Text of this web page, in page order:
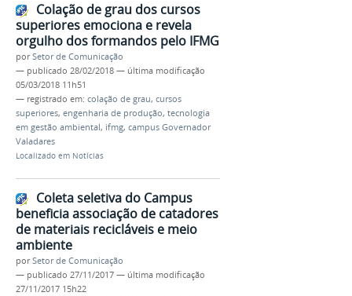
Colação de grau dos cursos
superiores emociona e revela
orgulho dos formandos pelo IFMG
porSetor de Comunicação
— publicado 28/02/2018 — última modificação
05/03/2018 11h51
— registrado em: colação de grau, cursos
superiores, engenharia de produção, tecnologia
em gestão ambiental, ifmg, campus Governador
Valadares
Localizado em Notícias
Coleta seletiva do Campus
beneficia associação de catadores
de materiais recicláveis e meio
ambiente
porSetor de Comunicação
— publicado 27/11/2017 — última modificação
27/11/2017 15h22